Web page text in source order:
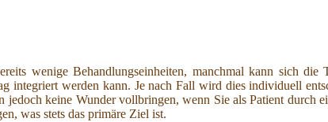
wenige Behandlungseinheiten, manchmal kann sich die
integriert werden kann. Je nach Fall wird dies individuell
keine Wunder vollbringen, wenn Sie als Patient durch
was stets das primäre Ziel ist.